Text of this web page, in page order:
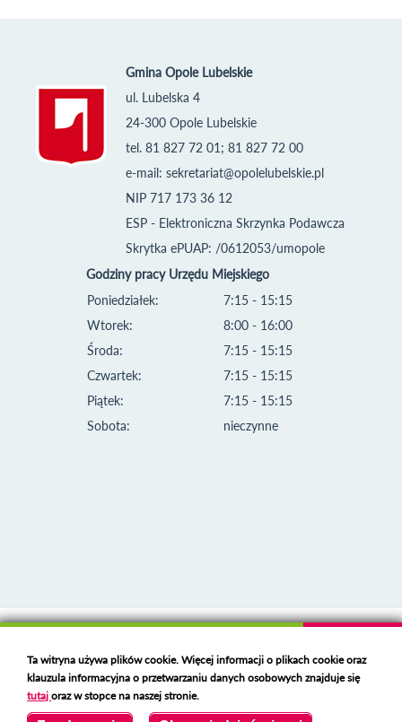
Gmina Opole Lubelskie
ul. Lubelska 4
24-300 Opole Lubelskie
tel. 81 827 72 01; 81 827 72 00
e-mail: sekretariat@opolelubelskie.pl
NIP 717 173 36 12
ESP - Elektroniczna Skrzynka Podawcza
Skrytka ePUAP: /0612053/umopole
Godziny pracy Urzędu Miejskiego
Poniedziałek:
Wtorek:
Środa:
Czwartek:
Piątek:
Sobota:
7:15 - 15:15
8:00 - 16:00
7:15 - 15:15
7:15 - 15:15
7:15 - 15:15
nieczynne
Deklaracja dostępności
Polski serwer RBLhttps://polspam.pl/
Copyright 2023 Urząd Miejski w Opolu Lubelskim
Ta witryna używa plików cookie. Więcej informacji o plikach cookie oraz
klauzula informacyjna o przetwarzaniu danych osobowych znajduje się
tutajoraz w stopce na naszej stronie.